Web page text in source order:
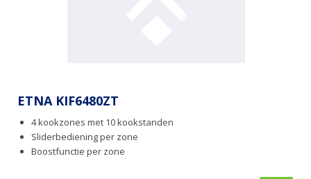
ETNA KIF6480ZT
4 kookzones met 10 kookstanden
Sliderbediening per zone
Boostfunctie per zone